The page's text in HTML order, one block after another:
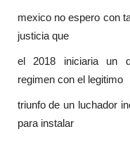
mexico no espero con
justicia que
el 2018 iniciaria un
regimen con el legitimo
triunfo de un luchador
para instalar